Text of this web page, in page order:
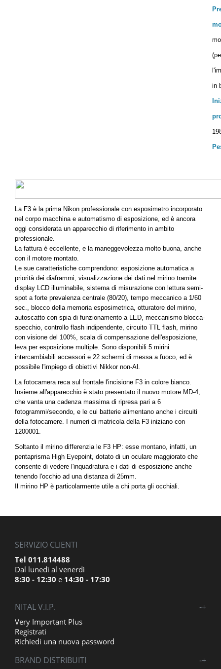
in
La F3 è la prima Nikon professionale con esposimetro incorporato
nel corpo macchina e automatismo di esposizione, ed è ancora
oggi considerata un apparecchio di riferimento in ambito
professionale.
La fattura è eccellente, e la maneggevolezza molto buona, anche
con il motore montato.
Le sue caratteristiche comprendono: esposizione automatica a
priorità dei diaframmi, visualizzazione dei dati nel mirino tramite
display LCD illuminabile, sistema di misurazione con lettura semi-
spot a forte prevalenza centrale (80/20), tempo meccanico a 1/60
sec., blocco della memoria esposimetrica, otturatore del mirino,
autoscatto con spia di funzionamento a LED, meccanismo blocca-
specchio, controllo flash indipendente, circuito TTL flash, mirino
con visione del 100%, scala di compensazione dell'esposizione,
leva per esposizione multiple. Sono disponibili 5 mirini
intercambiabili accessori e 22 schermi di messa a fuoco, ed è
possibile l'impiego di obiettivi Nikkor non-Al.
La fotocamera reca sul frontale l'incisione F3 in colore bianco.
Insieme all'apparecchio è stato presentato il nuovo motore MD-4,
che vanta una cadenza massima di ripresa pari a 6
fotogrammi/secondo, e le cui batterie alimentano anche i circuiti
della fotocamere. I numeri di matricola della F3 iniziano con
1200001.
Soltanto il mirino differenzia le F3 HP: esse montano, infatti, un
pentaprisma High Eyepoint, dotato di un oculare maggiorato che
consente di vedere l'inquadratura e i dati di esposizione anche
tenendo l'occhio ad una distanza di 25mm.
Il mirino HP è particolarmente utile a chi porta gli occhiali.
SERVIZIO CLIENTI
Tel 011.814488
Dal lunedì al venerdì
8:30 - 12:30 e 14:30 - 17:30
NITAL V.I.P. +
-
Very Important Plus
Registrati
Richiedi una nuova password
BRAND DISTRIBUITI +
-